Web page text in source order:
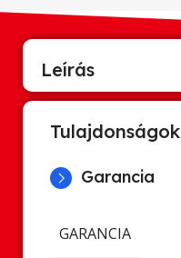
Leírás
Tulajdonságok
Garancia
GARANCIA